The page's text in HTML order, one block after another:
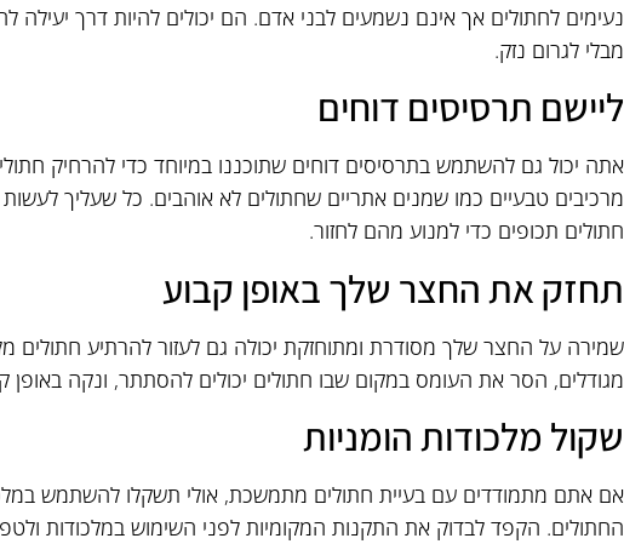
נעימים לחתולים אך אינם נשמעים לבני אדם. הם יכולים להיות דרך
מבלי לגרום נזק.
ליישם תרסיסים דוחים
אתה יכול גם להשתמש בתרסיסים דוחים שתוכננו במיוחד כדי להרחיק
מרכיבים טבעיים כמו שמנים אתריים שחתולים לא אוהבים. כל שעליך
חתולים תכופים כדי למנוע מהם לחזור.
תחזק את החצר שלך באופן קבוע
שמירה על החצר שלך מסודרת ומתוחזקת יכולה גם לעזור להרתיע חתולים
מגודלים, הסר את העומס במקום שבו חתולים יכולים להסתתר, ונקה
שקול מלכודות הומניות
אם אתם מתמודדים עם בעיית חתולים מתמשכת, אולי תשקלו להשתמש
החתולים. הקפד לבדוק את התקנות המקומיות לפני השימוש במלכודות